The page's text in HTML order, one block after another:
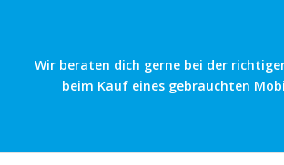
Wir beraten dich gerne bei der
beim Kauf eines gebrauchten